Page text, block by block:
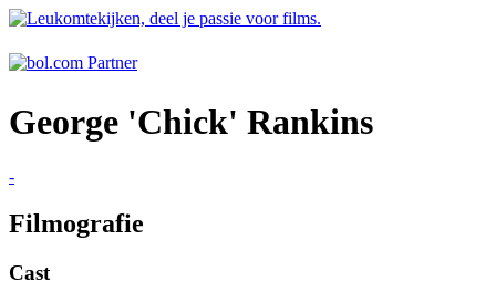
George 'Chick' Rankins
-
Filmografie
Cast